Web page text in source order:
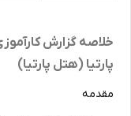
خلاصه گزارش
پارتیا (هتل پارتیا)
مقدمه